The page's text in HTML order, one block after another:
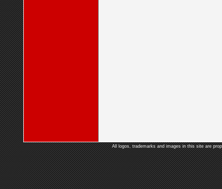
All logos, trademarks and images in this site are